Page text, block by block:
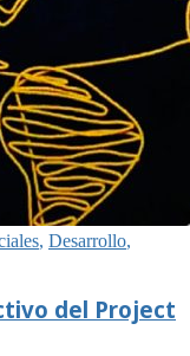
, Desarrollo,
del Project